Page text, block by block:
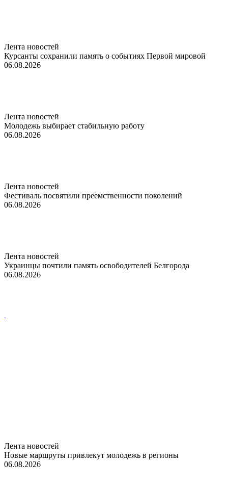
Лента новостей
Курсанты сохранили память о событиях Первой мировой
06.08.2026
Лента новостей
Молодежь выбирает стабильную работу
06.08.2026
Лента новостей
Фестиваль посвятили преемственности поколений
06.08.2026
Лента новостей
Украинцы почтили память освободителей Белгорода
06.08.2026
Лента новостей
Новые маршруты привлекут молодежь в регионы
06.08.2026